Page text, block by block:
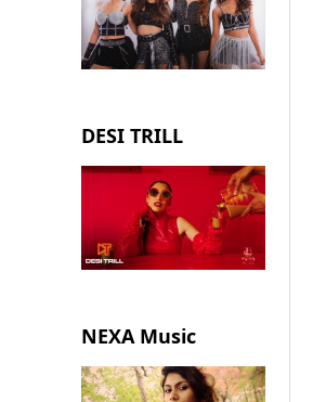
DESI TRILL
NEXA Music